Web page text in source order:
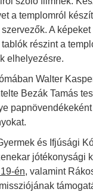
a templomról
A
részint a
elhelyezésre.
Walter
Bezák Tamás
és Ifjúsági
jótékonysági
én, valamint